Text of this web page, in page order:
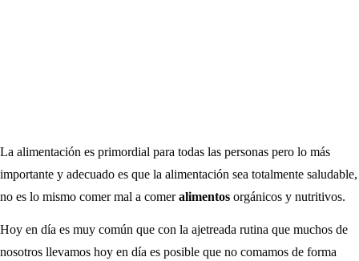
La alimentación es primordial para todas las personas pero lo más
importante y adecuado es que la alimentación sea totalmente saludable,
no es lo mismo comer mal a comeralimentos orgánicos y nutritivos.
Hoy en día es muy común que con la ajetreada rutina que muchos de
nosotros llevamos hoy en día es posible que no comamos de forma